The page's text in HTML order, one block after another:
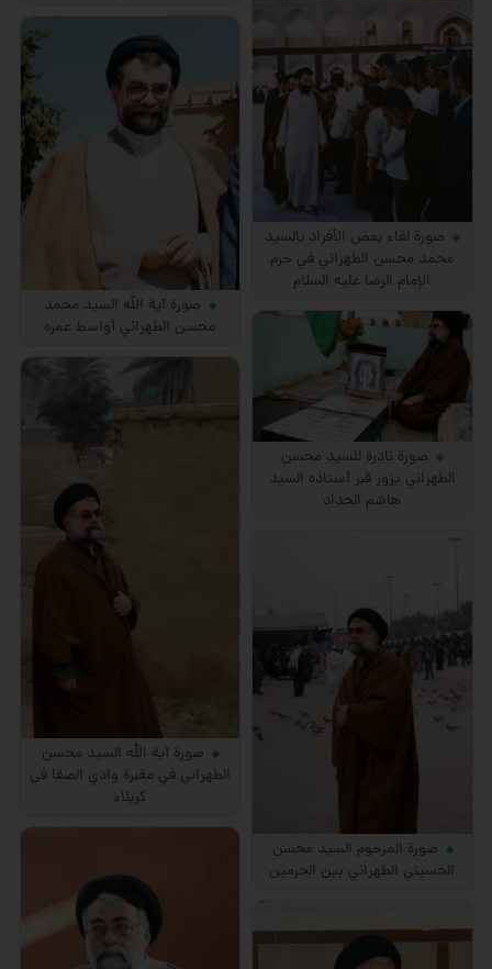
صورة لقاء بعض الأفراد بالسيد
محمد محسن الطهراني في حرم
الإمام الرضا عليه السلام
صورة آية الله السيد محمد
محسن الطهراني أواسط عمره
صورة نادرة للسيد محسن
الطهراني يزور قبر أستاذه السيد
هاشم الحداد
صورة آية الله السيد محسن
الطهراني في مقبرة وادي الصفا في
كربلاء
صورة المرحوم السيد محسن
الحسيني الطهراني بين الحرمين